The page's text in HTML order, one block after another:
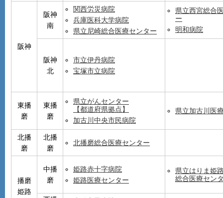
阪神
阪神
南
関西労災病院
兵庫医科大学病院
県立尼崎総合医療センター
県立西宮総合
ー
明和病院
阪神
北
市立伊丹病院
宝塚市立病院
東播
磨
東播
磨
県立がんセンター
【都道府県拠点】
加古川中央市民病院
県立加古川医
北播
磨
北播
磨
北播磨総合医療センター
播磨
姫路
中播
磨
姫路赤十字病院
姫路医療センター
県立はりま姫
総合医療セン